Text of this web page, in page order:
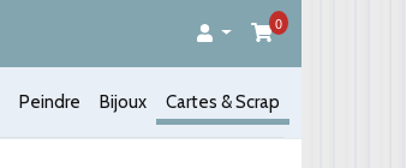
0
Peindre Bijoux Cartes & Scrap